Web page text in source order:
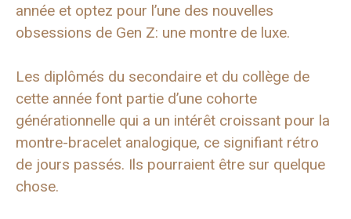
année et optez pour l’une des nouvelles
obsessions de Gen Z: une montre de luxe.
Les diplômés du secondaire et du collège de
cette année font partie d’une cohorte
générationnelle qui a un intérêt croissant pour la
montre-bracelet analogique, ce signifiant rétro
de jours passés. Ils pourraient être sur quelque
chose.